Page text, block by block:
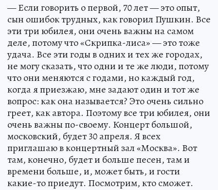
— Если говорить о первой, 70 лет — это опыт,
сын ошибок трудных, как говорил Пушкин. Все
эти три юбилея, они очень важны на самом
деле, потому что «Скрипка-лиса» — это тоже
удача. Все эти годы в одних и тех же городах,
не могу сказать, что одни и те же люди, потому
что они меняются с годами, но каждый год,
когда я приезжаю, мне задают один и тот же
вопрос: как она называется? Это очень сильно
греет, как автора. Поэтому все три юбилея, они
очень важны по-своему. Концерт большой,
московский, будет 30 апреля. Я всех
приглашаю в концертный зал «Москва». Вот
там, конечно, будет и больше песен, там и
времени больше, и, может быть, и гости
какие-то приедут. Посмотрим, кто сможет.